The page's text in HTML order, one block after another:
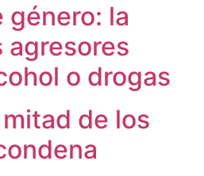
género: la
agresores
o drogas
de los